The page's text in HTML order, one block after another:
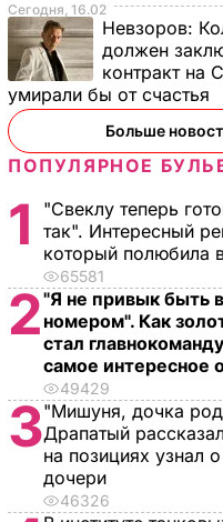
Сегодня, 16.02
Невзоров:
должен
контракт на
умирали бы от счастья
Больше
ПОПУЛЯРНОЕ
1
"Свеклу теперь
так". Интересный
который полюбила
65581
2"Я не привык быть
номером". Как
стал
самое интересное
49429
3"Мишуня, дочка
Драпатый
на позициях узнал
дочери
46326